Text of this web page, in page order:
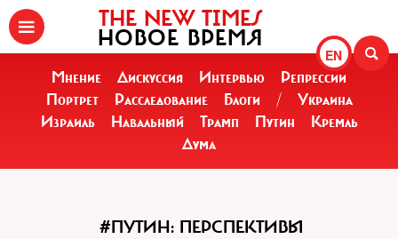
EN
THE NEW TIMES
НОВОЕ ВРЕМЯ
Мнение Дискуссия Интервью
Репрессии
Портрет
Расследование Блоги /
Украина
Израиль
Навальный Трамп Путин
Кремль
Дума
#ПУТИН: ПЕРСПЕКТИВЫ